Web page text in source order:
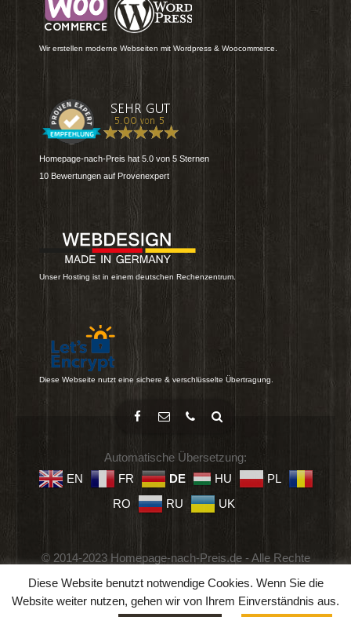
Wir erstellen moderne Webseiten mit Wordpress & Woocommerce.
Homepage-nach-Preis hat 5.0 von 5 Sternen
10 Bewertungen auf Provenexpert
Unser Hosting ist in einem deutschen Rechenzentrum.
Diese Webseite nutzt eine sichere & verschlüsselte Übertragung.
Automatische Übersetzung:
EN
FR DE HU
PL
RO
RU UK
© 2014-2023 Homepage-nach-Preis.de - Alle Rechte
Geschäftsbedingungen
Diese Website benutzt notwendige Cookies. Wenn Sie die
Website weiter nutzen, gehen wir von Ihrem Einverständnis aus.